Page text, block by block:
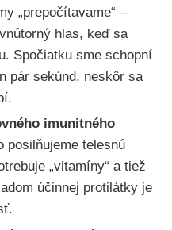
„prepočítavame“ –
hlas, keď sa
Spočiatku sme schopní
pár sekúnd, neskôr sa
imunitného
posilňujeme telesnú
„vitamíny“ a tiež
účinnej protilátky je